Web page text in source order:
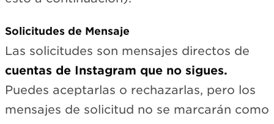
Solicitudes de Mensaje
Las solicitudes son mensajes directos de
cuentas de Instagram que no sigues.
Puedes aceptarlas o rechazarlas, pero los
mensajes de solicitud no se marcarán como